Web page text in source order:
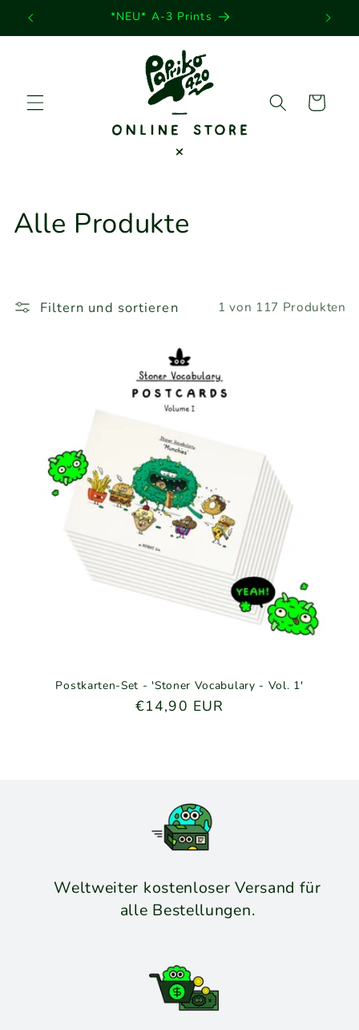
zum
Inhalt
*NEU* A-3 Prints
Warenkorb
K
t
Alle Produkte
Filtern und sortieren 1 von 117 Produkten
Postkarten-Set - 'Stoner Vocabulary - Vol. 1'
Normaler
€14,90 EUR
Weltweiter kostenloser Versand für
alle Bestellungen.